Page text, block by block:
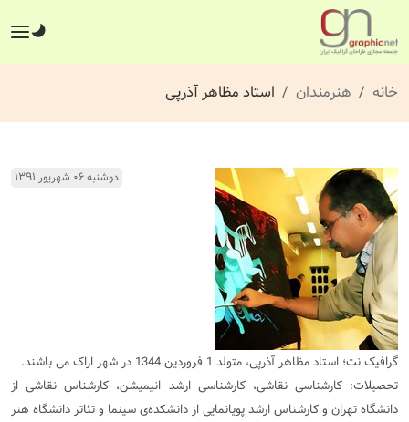
خانه هنرمندان استاد مظاهر آذرپی
دوشنبه ۰۶ شهریور ۱۳۹۱
گرافیک نت؛ استاد مظاهر آذرپی، متولد 1 فروردین 1344 در شهر اراک می باشند.
تحصیلات: کارشناسی نقاشی، کارشناسی ارشد انیمیشن، کارشناس نقاشی از
دانشگاه تهران و کارشناس ارشد پویانمایی از دانشکده‌ی سینما و تئاتر دانشگاه هنر